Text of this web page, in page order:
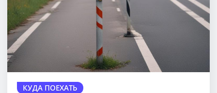
КУДА ПОЕХАТЬ